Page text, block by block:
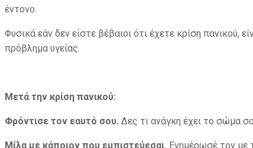
έντονο.
Φυσικά εάν δεν είστε βέβαιοι ότι έχετε κρίση πανικού,
πρόβλημα υγείας.
Μετά την κρίση πανικού:
Φρόντισε τον εαυτό σου. Δες τι ανάγκη έχει το σώμα
Μίλα με κάποιον που εμπιστεύεσαι. Ενημέρωσέ τον με